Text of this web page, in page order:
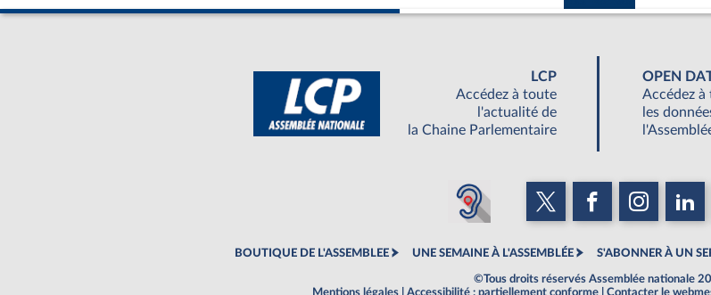
LCP
Accédez à toute
l'actualité de
la Chaine Parlementaire
OPEN
Accédez à
les
BOUTIQUE DE L'ASSEMBLEE UNE SEMAINE À L'ASSEMBLÉE S'ABONNER À UN
©Tous droits réservés Assemblée nationale
Mentions légales
Accessibilité : partiellement conforme Contacter le